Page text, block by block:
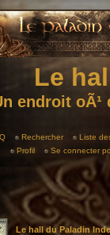
Le
endroit
Rechercher
Liste
Profil
Se connecter
Le hall du Paladin